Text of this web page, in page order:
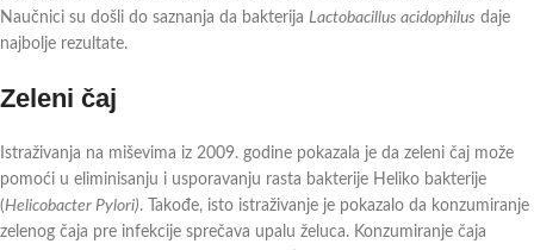
Naučnici su došli do saznanja da bakterija Lactobacillus acidophilus daje
najbolje rezultate.
Zeleni čaj
Istraživanja na miševima iz 2009. godine pokazala je da zeleni čaj može
pomoći u eliminisanju i usporavanju rasta bakterije Heliko bakterije
(Helicobacter Pylori). Takođe, isto istraživanje je pokazalo da konzumiranje
zelenog čaja pre infekcije sprečava upalu želuca. Konzumiranje čaja